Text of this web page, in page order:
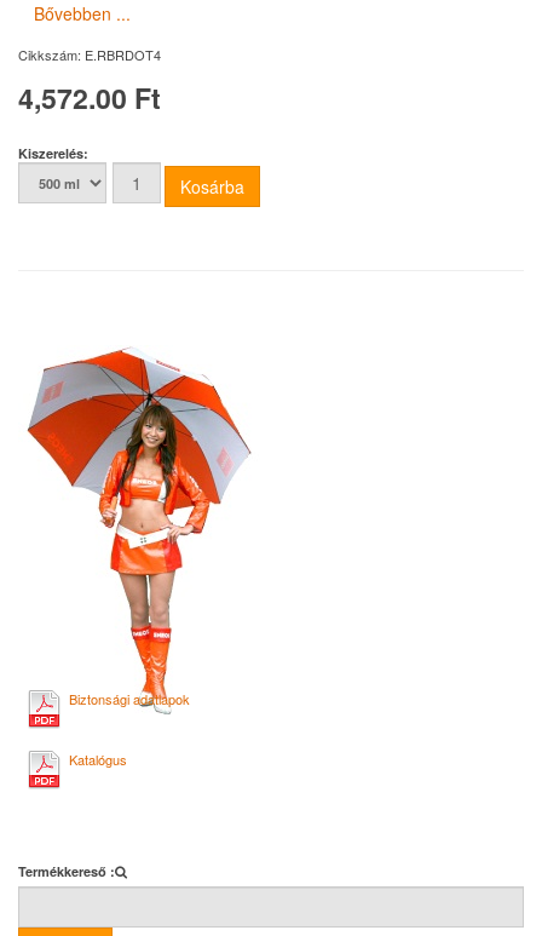
Bővebben ...
Cikkszám: E.RBRDOT4
4,572.00 Ft
Kiszerelés:
Biztonsági adatlapok
Katalógus
Termékkereső :